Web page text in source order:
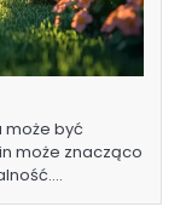
może być
może znacząco